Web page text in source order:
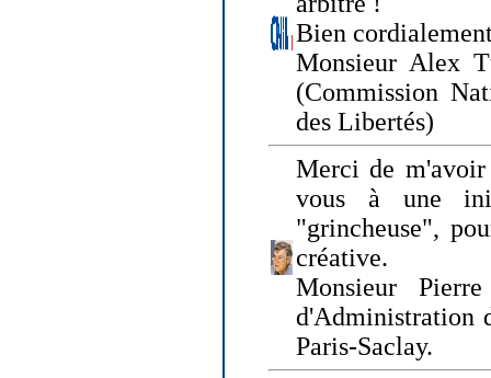
Bien
Monsieur Alex
(Commission
des Libertés)
Merci de
vous à une
"grincheuse",
créative.
Monsieur
d'Administration
Paris-Saclay.